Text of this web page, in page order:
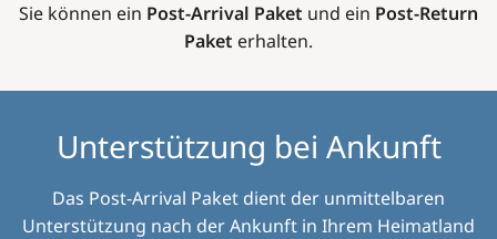
Sie können ein Post-Arrival Paket und ein Post-Return
Paket erhalten.
Unterstützung bei Ankunft
Das Post-Arrival Paket dient der unmittelbaren
Unterstützung nach der Ankunft in Ihrem Heimatland